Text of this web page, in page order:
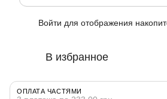
Войти для отображения
В избранное
ОПЛАТА ЧАСТЯМИ